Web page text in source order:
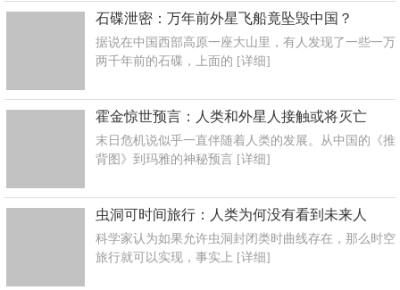
石碟泄密：万年前外星飞船竟坠毁中国？
据说在中国西部高原一座大山里，有人发现了一些一万
两千年前的石碟，上面的 [详细]
霍金惊世预言：人类和外星人接触或将灭亡
末日危机说似乎一直伴随着人类的发展。从中国的《推
背图》到玛雅的神秘预言 [详细]
虫洞可时间旅行：人类为何没有看到未来人
科学家认为如果允许虫洞封闭类时曲线存在，那么时空
旅行就可以实现，事实上 [详细]